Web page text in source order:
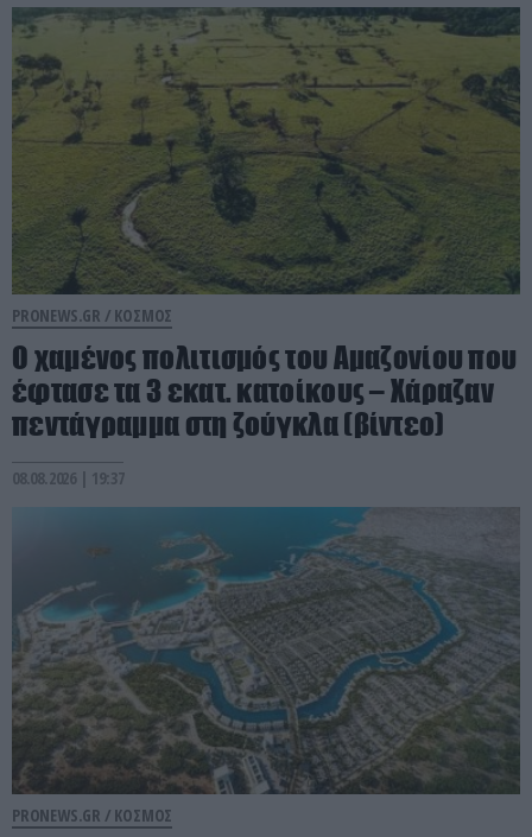
PRONEWS.GR / ΚΟΣΜΟΣ
Ο χαμένος πολιτισμός του Αμαζονίου που
έφτασε τα 3 εκατ. κατοίκους – Χάραζαν
πεντάγραμμα στη ζούγκλα (βίντεο)
08.08.2026 | 19:37
PRONEWS.GR / ΚΟΣΜΟΣ